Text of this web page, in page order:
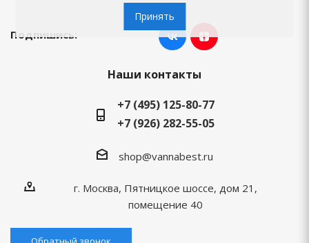
Подпишись:
Наши контакты
+7 (495) 125-80-77
+7 (926) 282-55-05
shop@vannabest.ru
г. Москва, Пятницкое шоссе, дом 21,
помещение 40
Принять